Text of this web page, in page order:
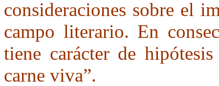
consideraciones sobre el
campo literario. En
tiene carácter de
carne viva”.